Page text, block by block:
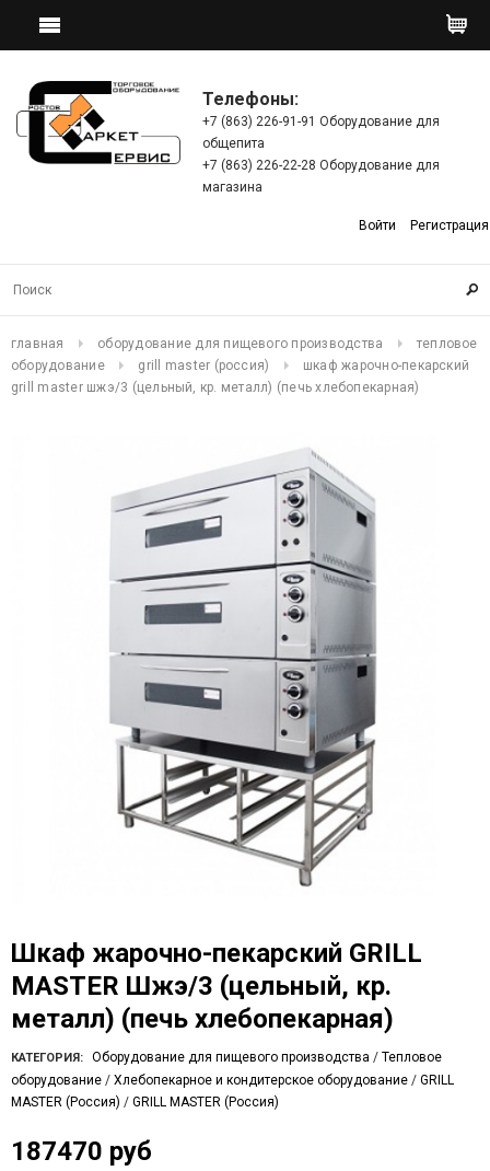
Телефоны:
+7 (863) 226-91-91 Оборудование для
общепита
+7 (863) 226-22-28 Оборудование для
магазина
Войти Регистрация
главная оборудование для пищевого производства
тепловое
оборудование
grill master (россия)
шкаф жарочно-пекарский
grill master шжэ/3 (цельный, кр. металл) (печь хлебопекарная)
Шкаф жарочно-пекарский GRILL
MASTER Шжэ/3 (цельный, кр.
металл) (печь хлебопекарная)
КАТЕГОРИЯ: Оборудование для пищевого производства / Тепловое
оборудование / Хлебопекарное и кондитерское оборудование / GRILL
MASTER (Россия) / GRILL MASTER (Россия)
187470 руб